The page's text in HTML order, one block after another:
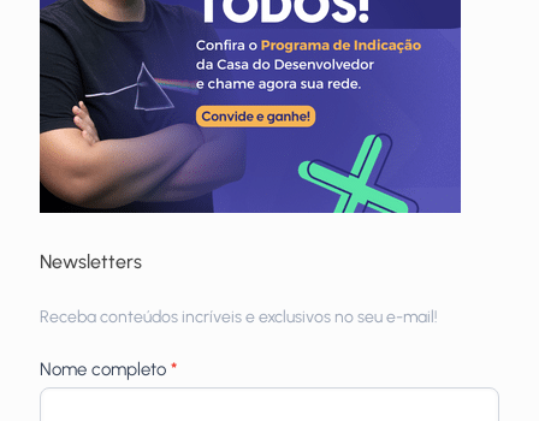
Newsletters
newsletters
Receba conteúdos incríveis e exclusivos no seu e-mail!
Nome completo *